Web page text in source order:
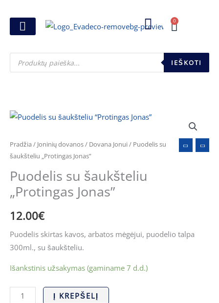
prie
turinio
0
Cart
Products
search IEŠKOTI
Pradžia / Joninių dovanos/ Dovana Jonui/ Puodelis su
šaukšteliu „Protingas Jonas”
Puodelis su šaukšteliu
„Protingas Jonas”
12.00€
Puodelis skirtas kavos, arbatos mėgėjui, puodelio talpa
300ml., su šaukšteliu.
Išankstinis užsakymas (gaminame 7 d.d.)
produkto
Puodelis
su
šaukšteliu
"Protingas
Jonas"
Į KREPŠELĮ